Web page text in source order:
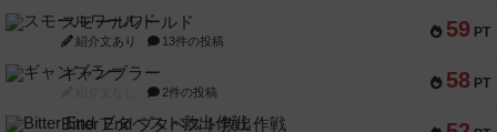
59 PT
スモールワールド
紹介文あり 13件の投稿
58 PT
ギャンブラー
2件の投稿
Bitter End ブタペスト救出作戦